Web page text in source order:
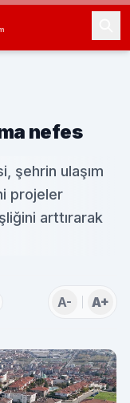
nefes
şehrin ulaşım
projeler
arttırarak
A- A+